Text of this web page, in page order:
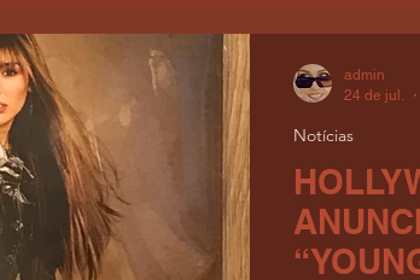
Notícias
admin
24 de jul.